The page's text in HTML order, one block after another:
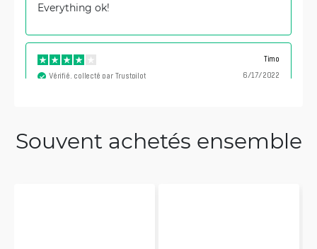
Everything ok!
Timo
6/17/2022
Vérifié, collecté par Trustpilot
Souvent achetés ensemble